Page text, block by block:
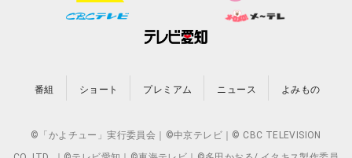
番組 ショート プレミアム ニュース よみもの
©「かよチュー」実行委員会｜©中京テレビ｜© CBC TELEVISION